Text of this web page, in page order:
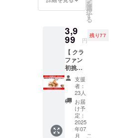
式HPに
掲載い
たしま
す。 エ
ビ応援
団に参
加する
と… ★
日本海
老協会
公式HP
にお名
前掲
載！ ★
は、全
長30㎝
超超超
大型サ
イズの
有頭海
老。国
際規格
で最大
級の大
きさを
誇るタ
イガー
海老
は、ま
さに天
を
選
択
す
る
3,9
99 円
残り77
【 クラ
ファン
初挑戦
記念！
３
８％OF
F（送料
み）】
※こちら
の商品
支援
者：
23人
お届
け予
定：
2025
年07
月
こ